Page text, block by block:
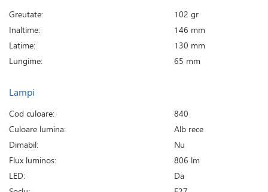
Greutate:
102 gr
Inaltime:
146 mm
Latime:
130 mm
Lungime:
65 mm
Lampi
Cod culoare:
840
Culoare lumina:
Alb rece
Dimabil:
Nu
Flux luminos:
806 lm
LED:
Da